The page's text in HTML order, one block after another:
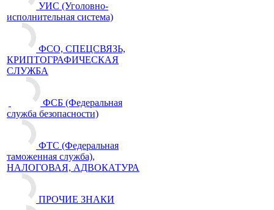
УИС (Уголовно-
исполнительная система)
ФСО, СПЕЦСВЯЗЬ,
КРИПТОГРАФИЧЕСКАЯ
СЛУЖБА
ФСБ (Федеральная
служба безопасности)
ФТС (Федеральная
таможенная служба),
НАЛОГОВАЯ, АДВОКАТУРА
ПРОЧИЕ ЗНАКИ